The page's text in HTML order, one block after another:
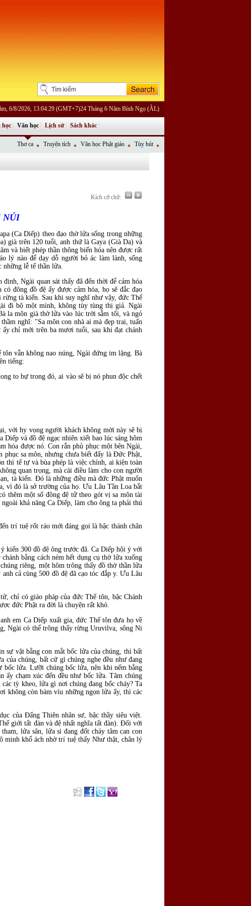
6/8/2026, 13:04:29 (GMT+7)24 Tháng 6 Năm Bính Ngọ (ÂL)
học Văn học
Thơ ca Truyện tích Văn học Phật giáo
Tùy bút
Lịch sử Sách khác
Kích cỡ chữ:
NÚI
(Ca Diếp) theo đạo thờ lửa sống trong những
già trên 120 tuổi, anh thứ là Gaya (Già Da) và
và biết phép thần thông biến hóa nên được rất
lý nào để dạy dỗ người bỏ ác làm lành, sống
những lễ tế thần lửa.
Ngài quan sát thấy đã đến thời để cảm hóa
đông đồ đệ ấy được cảm hóa, họ sẽ đắc đạo
rừng tà kiến. Sau khi suy nghĩ như vậy, đức Thế
đi bộ một mình, không tùy tùng thị giả. Ngài
la môn già thờ lửa vào lúc trời sẫm tối, và ngỏ
nghĩ: "Sa môn con nhà ai mà đẹp trai, tuấn
chỉ mới trên ba mươi tuổi, sau khi đạt chánh
vẫn không nao núng, Ngài đứng im lặng. Bà
tiếng:
to bự trong đó, ai vào sẽ bị nó phun độc chết
với hy vọng người khách không mời này sẽ bị
và đồ đệ ngạc nhiên xiết bao lúc sáng hôm
hóa được nó. Con rắn phủ phục một bên Ngài,
sa môn, nhưng chưa biết đấy là Ðức Phật,
thì tế tự và bùa phép là việc chính, ai kiện toàn
quan trọng, mà cái điều làm cho con người
tà kiến. Ðó là những điều mà đức Phật muốn
vì đó là sở trường của họ. Ưu Lâu Tần Loa bắt
thêm một số đông đệ tử theo gót vị sa môn tài
khả năng Ca Diếp, làm cho ông ta phải thú
trí tuệ rốt ráo mới đáng gọi là bậc thánh chân
kiến 300 đồ đệ ông trước đã. Ca Diếp hội ý với
bằng cách ném hết dụng cụ thờ lửa xuống
riêng, một hôm trông thấy đồ thờ thần lửa
cả cùng 500 đồ đệ đã cạo tóc đắp y. Ưu Lâu
chỉ có giáo pháp của đức Thế tôn, bậc Chánh
đức Phật ra đời là chuyện rất khó.
em Ca Diếp xuất gia, đức Thế tôn đưa họ về
Ngài có thể trông thấy rừng Uruvilva, sông Ni
sự vật bằng con mắt bốc lửa của chúng, thì bất
chúng, bất cứ gì chúng nghe đều như đang
lửa. Lưỡi chúng bốc lửa, nên khi nếm bằng
ấy chạm xúc đến đều như bốc lửa. Tâm chúng
tỳ kheo, lửa gì nơi chúng đang bốc cháy? Ta
không còn bám víu những ngọn lửa ấy, thì các
của Ðấng Thiên nhân sư, bậc thầy siêu việt.
giới tất đàn và đệ nhất nghĩa tất đàn). Ðối với
lửa sân, lửa si đang đốt cháy tâm can con
minh khổ ách nhờ trí tuệ thấy Như thật, chân lý